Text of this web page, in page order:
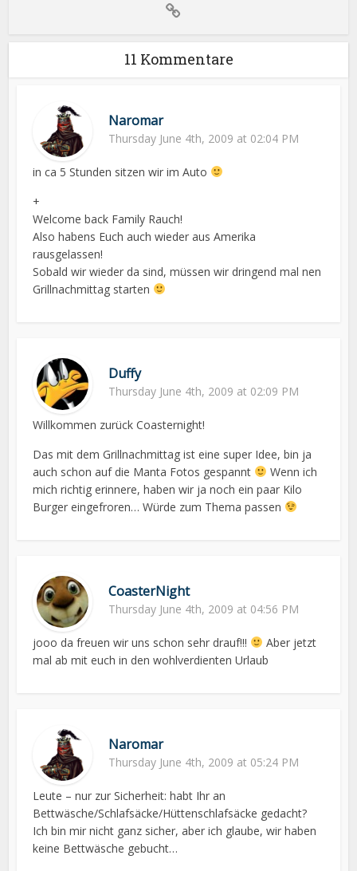
11 Kommentare
Naromar
Thursday June 4th, 2009 at 02:04 PM
in ca 5 Stunden sitzen wir im Auto
+
Welcome back Family Rauch!
Also habens Euch auch wieder aus Amerika
rausgelassen!
Sobald wir wieder da sind, müssen wir dringend mal nen
Grillnachmittag starten
Duffy
Thursday June 4th, 2009 at 02:09 PM
Willkommen zurück Coasternight!
Das mit dem Grillnachmittag ist eine super Idee, bin ja
auch schon auf die Manta Fotos gespannt
Wenn ich
mich richtig erinnere, haben wir ja noch ein paar Kilo
Burger eingefroren… Würde zum Thema passen
CoasterNight
Thursday June 4th, 2009 at 04:56 PM
jooo da freuen wir uns schon sehr drauf!!!
Aber jetzt
mal ab mit euch in den wohlverdienten Urlaub
Naromar
Thursday June 4th, 2009 at 05:24 PM
Leute – nur zur Sicherheit: habt Ihr an
Bettwäsche/Schlafsäcke/Hüttenschlafsäcke gedacht?
Ich bin mir nicht ganz sicher, aber ich glaube, wir haben
keine Bettwäsche gebucht…